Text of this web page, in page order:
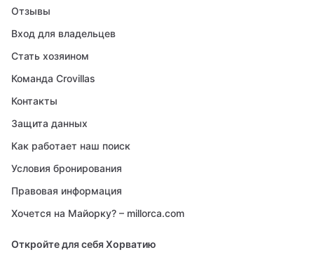
Отзывы
Вход для владельцев
Стать хозяином
Команда Crovillas
Контакты
Защита данных
Как работает наш поиск
Условия бронирования
Правовая информация
Хочется на Майорку? – millorca.com
Откройте для себя Хорватию